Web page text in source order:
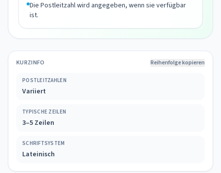
Die Postleitzahl wird angegeben, wenn sie verfügbar
ist.
KURZINFO Reihenfolge kopieren
POSTLEITZAHLEN
Variiert
TYPISCHE ZEILEN
3–5 Zeilen
SCHRIFTSYSTEM
Lateinisch